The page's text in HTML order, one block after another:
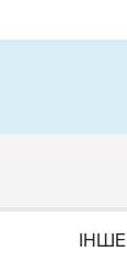
ІНШЕ